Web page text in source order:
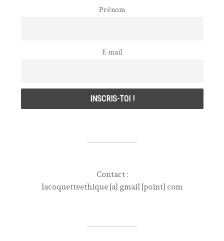
Prénom
E-mail
Contact :
lacoquetteethique [a] gmail [point] com